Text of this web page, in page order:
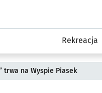
Rekreacja
trwa na Wyspie Piasek